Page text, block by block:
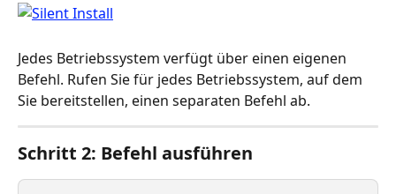
Jedes Betriebssystem verfügt über einen eigenen
Befehl. Rufen Sie für jedes Betriebssystem, auf dem
Sie bereitstellen, einen separaten Befehl ab.
Schritt 2: Befehl ausführen